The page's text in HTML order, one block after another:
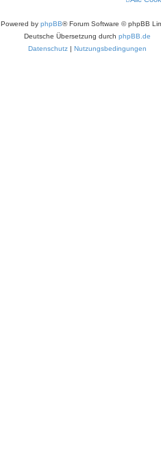
Powered by phpBB® Forum Software © phpBB
Deutsche Übersetzung durch phpBB.de
Datenschutz | Nutzungsbedingungen